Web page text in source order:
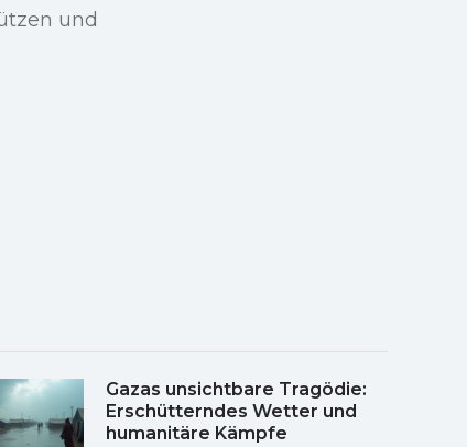
und
Gazas unsichtbare Tragödie:
Erschütterndes Wetter und
humanitäre Kämpfe